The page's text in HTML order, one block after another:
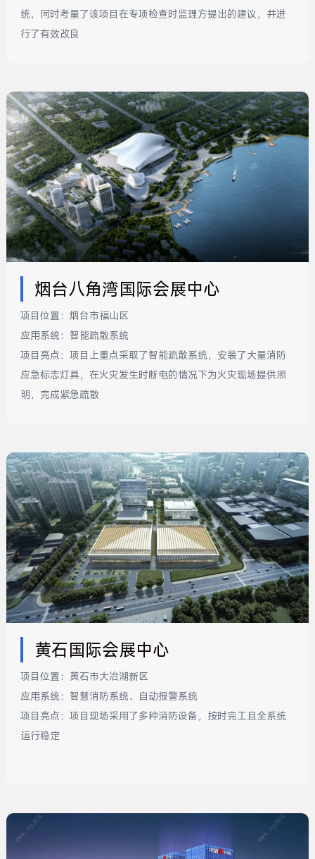
统，同时考量了该项目在专项检查时监理方提出的建议，并进
行了有效改良
烟台八角湾国际会展中心
项目位置： 烟台市福山区
应用系统： 智能疏散系统
项目亮点： 项目上重点采取了智能疏散系统，安装了大量消防
应急标志灯具，在火灾发生时断电的情况下为火灾现场提供照
明，完成紧急疏散
黄石国际会展中心
项目位置： 黄石市大冶湖新区
应用系统： 智慧消防系统、自动报警系统
项目亮点： 项目现场采用了多种消防设备，按时完工且全系统
运行稳定